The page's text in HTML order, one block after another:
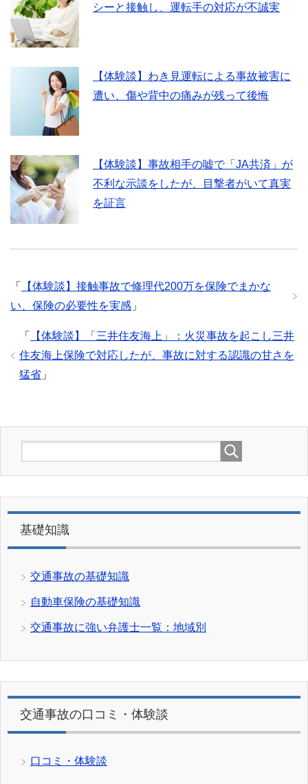
シーと接触し、運転手の対応が不誠実
【体験談】わき見運転による事故被害に
遭い、傷や背中の痛みが残って後悔
【体験談】事故相手の嘘で「JA共済」が
不利な示談をしたが、目撃者がいて真実
を証言
「
【体験談】接触事故で修理代200万を保険でまかな
い、保険の必要性を実感 」
「
【体験談】「三井住友海上」：火災事故を起こし三井
住友海上保険で対応したが、事故に対する認識の甘さを
猛省 」
基礎知識
交通事故の基礎知識
自動車保険の基礎知識
交通事故に強い弁護士一覧：地域別
交通事故の口コミ・体験談
口コミ・体験談